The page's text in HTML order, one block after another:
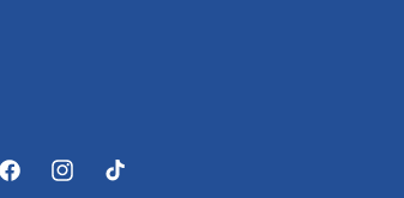
FacebookInstagramTikTok